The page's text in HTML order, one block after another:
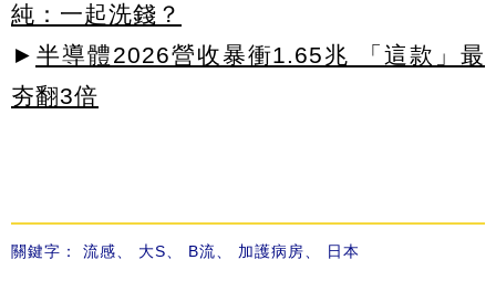
純：一起洗錢？
► 半導體2026營收暴衝1.65兆 「這款」最
夯翻3倍
關鍵字： 流感、 大S、 B流、 加護病房、 日本